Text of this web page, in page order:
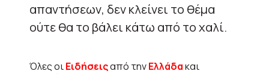
απαντήσεων, δεν κλείνει το θέμα
ούτε θα το βάλει κάτω από το χαλί.
Όλες οιΕιδήσειςαπό τηνΕλλάδακαι